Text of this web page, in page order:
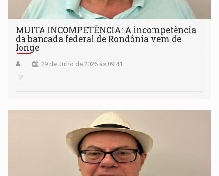
MUITA INCOMPETÊNCIA: A incompetência
da bancada federal de Rondônia vem de
longe
29 de Julho de 2026 às 09:41